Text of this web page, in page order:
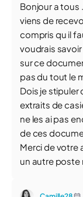
Bonjour a tous
viens de
compris qu il
voudrais
sur ce
pas du tout le
Dois je
extraits de
ne les ai pas
de ces
Merci de votre
un autre poste